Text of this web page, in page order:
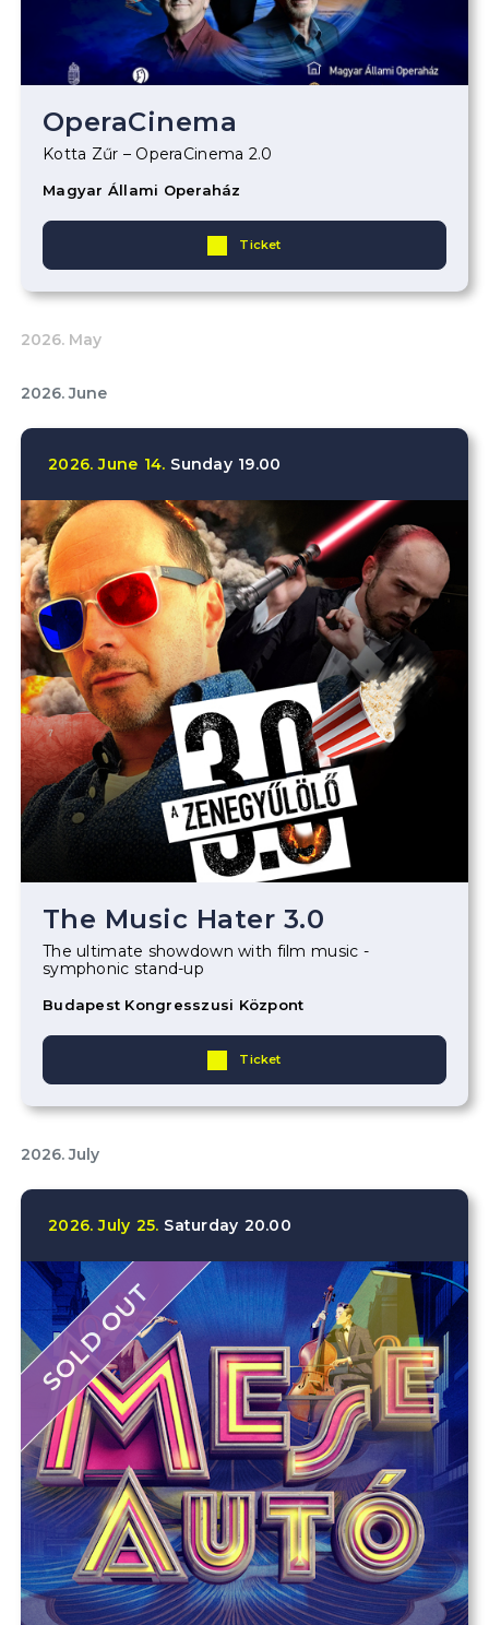
OperaCinema
Kotta Zűr – OperaCinema 2.0
Magyar Állami Operaház
Ticket
2026. May
2026. June
2026. June 14. Sunday 19.00
The Music Hater 3.0
The ultimate showdown with film music -
symphonic stand-up
Budapest Kongresszusi Központ
Ticket
2026. July
2026. July 25. Saturday 20.00
SOLD OUT